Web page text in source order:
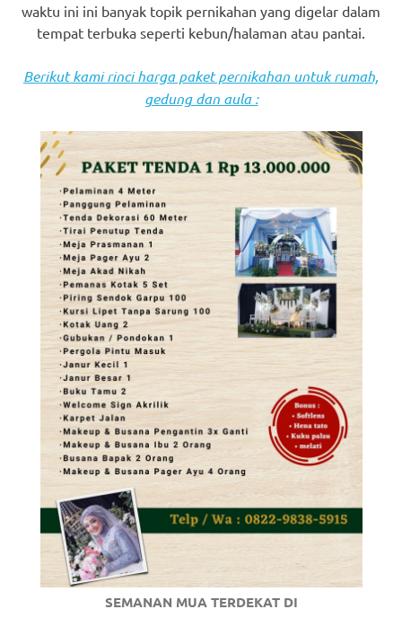
waktu ini ini banyak topik pernikahan yang digelar dalam
tempat terbuka seperti kebun/halaman atau pantai.
Berikut kami rinci harga paket pernikahan untuk rumah,
gedung dan aula :
SEMANAN MUA TERDEKAT DI